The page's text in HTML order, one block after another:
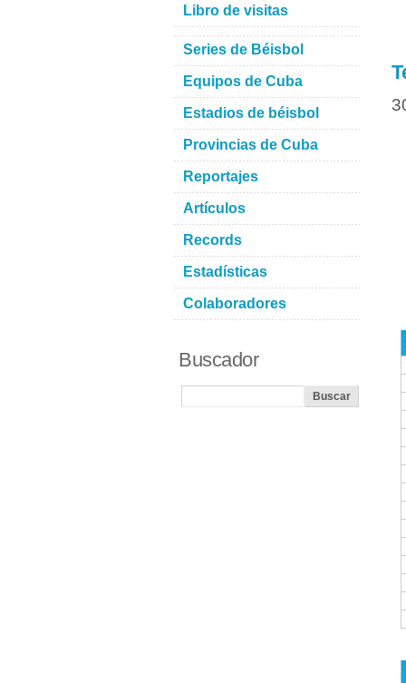
Libro de visitas
Series de Béisbol
Equipos de Cuba
Estadios de béisbol
Provincias de Cuba
Reportajes
Artículos
Records
Estadísticas
Colaboradores
Buscador